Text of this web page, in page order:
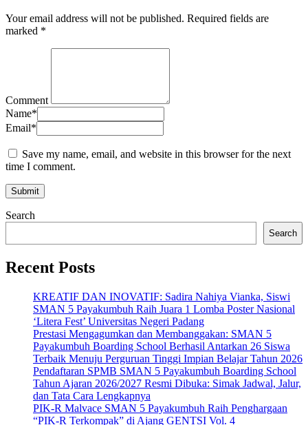
Your email address will not be published. Required fields are
marked *
Comment
Name*
Email*
Save my name, email, and website in this browser for the next
time I comment.
Search
Search
Recent Posts
KREATIF DAN INOVATIF: Sadira Nahiya Vianka, Siswi
SMAN 5 Payakumbuh Raih Juara 1 Lomba Poster Nasional
‘Litera Fest’ Universitas Negeri Padang
Prestasi Mengagumkan dan Membanggakan: SMAN 5
Payakumbuh Boarding School Berhasil Antarkan 26 Siswa
Terbaik Menuju Perguruan Tinggi Impian Belajar Tahun 2026
Pendaftaran SPMB SMAN 5 Payakumbuh Boarding School
Tahun Ajaran 2026/2027 Resmi Dibuka: Simak Jadwal, Jalur,
dan Tata Cara Lengkapnya
PIK-R Malvace SMAN 5 Payakumbuh Raih Penghargaan
“PIK-R Terkompak” di Ajang GENTSI Vol. 4